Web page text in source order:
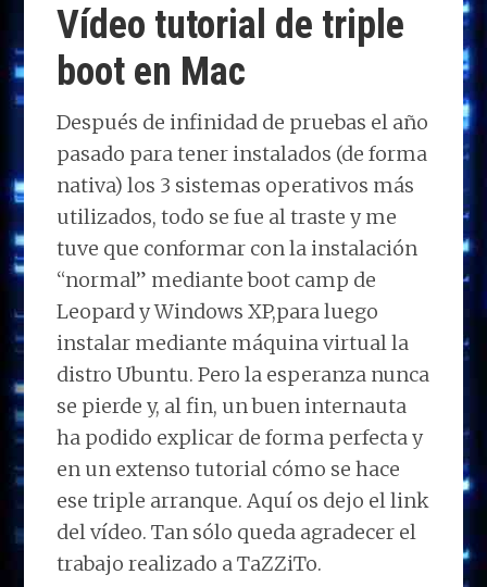
Vídeo tutorial de triple
boot en Mac
Después de infinidad de pruebas el año
pasado para tener instalados (de forma
nativa) los 3 sistemas operativos más
utilizados, todo se fue al traste y me
tuve que conformar con la instalación
“normal” mediante boot camp de
Leopard y Windows XP,para luego
instalar mediante máquina virtual la
distro Ubuntu. Pero la esperanza nunca
se pierde y, al fin, un buen internauta
ha podido explicar de forma perfecta y
en un extenso tutorial cómo se hace
ese triple arranque. Aquí os dejo el link
del vídeo. Tan sólo queda agradecer el
trabajo realizado a TaZZiTo.